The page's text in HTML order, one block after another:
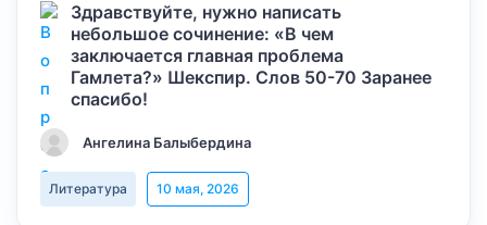
Здравствуйте, нужно написать
небольшое сочинение: «В чем
заключается главная проблема
Гамлета?» Шекспир. Слов 50-70 Заранее
спасибо!
Ангелина Балыбердина
Литература 10 мая, 2026